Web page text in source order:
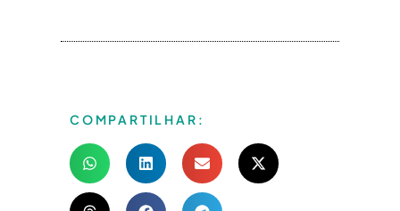
COMPARTILHAR: